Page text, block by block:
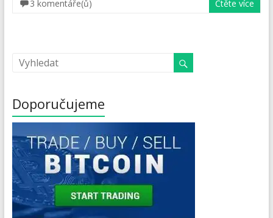
3 komentáře(ů)
Čtěte více
Doporučujeme